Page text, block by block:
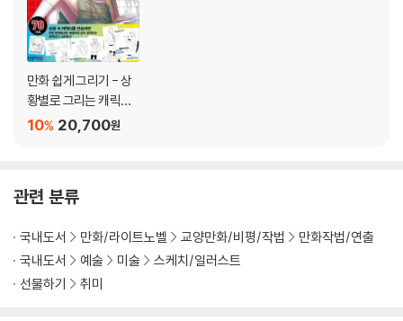
비례 잡기 / 남녀의 차이점 / 단계별 그리기
위에서 내려다본 얼굴 그리는 법 34
비례 잡기 / 남녀의 차이점 / 단계별 그리기
얼굴 360° 마스터_여성 36
얼굴 360° 마스터_남성 38
정면 / 아래에서 올려다본 얼굴 / 위에서 내려다본 얼굴
눈 그리는 방법 40
눈의 구조 / 단계별 그리기/ 눈 모양 / 눈의 움직임 / 여러 가지 눈 모양
만화 쉽게 그리기 - 상
황별로 그리는 캐릭터
데생 테크닉20,700원
10%
관련 분류
국내도서 만화/라이트노벨 교양만화/비평/작법
만화작법/연출
국내도서
예술 미술
스케치/일러스트
선물하기
취미